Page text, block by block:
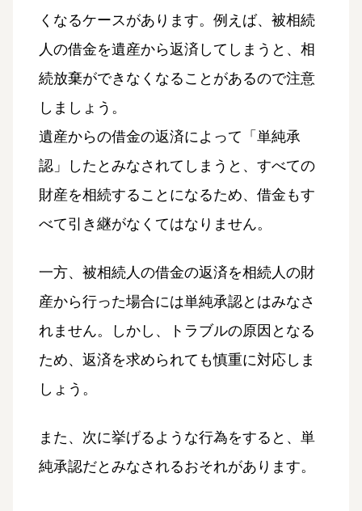
くなるケースがあります。例えば、被相続
人の借金を遺産から返済してしまうと、相
続放棄ができなくなることがあるので注意
しましょう。
遺産からの借金の返済によって「単純承
認」したとみなされてしまうと、すべての
財産を相続することになるため、借金もす
べて引き継がなくてはなりません。
一方、被相続人の借金の返済を相続人の財
産から行った場合には単純承認とはみなさ
れません。しかし、トラブルの原因となる
ため、返済を求められても慎重に対応しま
しょう。
また、次に挙げるような行為をすると、単
純承認だとみなされるおそれがあります。